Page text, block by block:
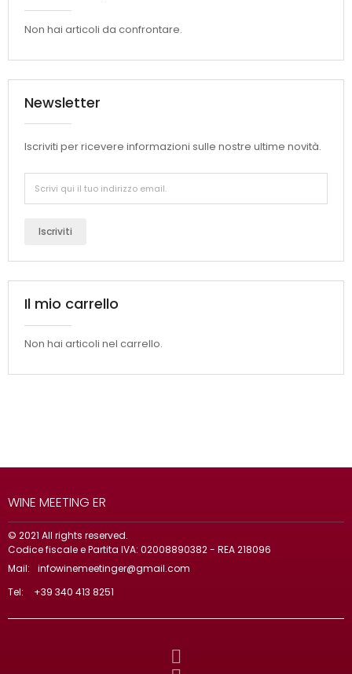
Non hai articoli da confrontare.
Newsletter
Iscriviti per ricevere informazioni sulle nostre ultime novità.
Iscriviti
Il mio carrello
Non hai articoli nel carrello.
WINE MEETING ER
© 2021 All rights reserved.
Codice fiscale e Partita IVA: 02008890382 - REA 218096
Mail:
infowinemeetinger@gmail.com
Tel:
+39 340 413 8251